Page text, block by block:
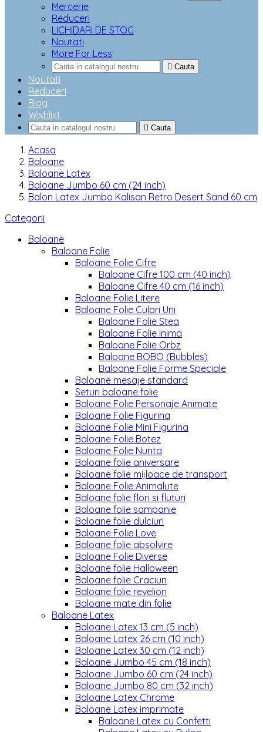
Mercerie
Reduceri
LICHIDARI DE STOC
Noutati
More For Less
 Cauta
Noutati
Reduceri
Blog
Wishlist
 Cauta
Acasa
Baloane
Baloane Latex
Baloane Jumbo 60 cm (24 inch)
Balon Latex Jumbo Kalisan Retro Desert Sand 60 cm
Categorii
Baloane
Baloane Folie
Baloane Folie Cifre
Baloane Cifre 100 cm (40 inch)
Baloane Cifre 40 cm (16 inch)
Baloane Folie Litere
Baloane Folie Culori Uni
Baloane Folie Stea
Baloane Folie Inima
Baloane Folie Orbz
Baloane BOBO (Bubbles)
Baloane Folie Forme Speciale
Baloane mesaje standard
Seturi baloane folie
Baloane Folie Personaje Animate
Baloane Folie Figurina
Baloane Folie Mini Figurina
Baloane Folie Botez
Baloane Folie Nunta
Baloane folie aniversare
Baloane folie mijloace de transport
Baloane Folie Animalute
Baloane folie flori si fluturi
Baloane folie sampanie
Baloane folie dulciuri
Baloane Folie Love
Baloane folie absolvire
Baloane Folie Diverse
Baloane folie Halloween
Baloane folie Craciun
Baloane folie revelion
Baloane mate din folie
Baloane Latex
Baloane Latex 13 cm (5 inch)
Baloane Latex 26 cm (10 inch)
Baloane Latex 30 cm (12 inch)
Baloane Jumbo 45 cm (18 inch)
Baloane Jumbo 60 cm (24 inch)
Baloane Jumbo 80 cm (32 inch)
Baloane Latex Chrome
Baloane Latex imprimate
Baloane Latex cu Confetti